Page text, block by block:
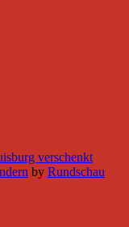
verschenkt
by Rundschau